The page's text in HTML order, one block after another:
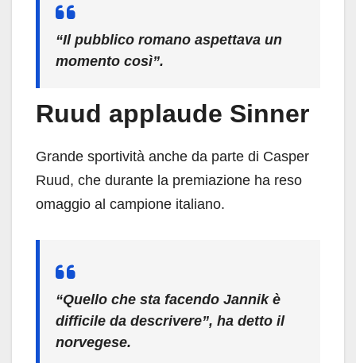
“Il pubblico romano aspettava un
momento così”.
Ruud applaude Sinner
Grande sportività anche da parte di Casper
Ruud, che durante la premiazione ha reso
omaggio al campione italiano.
“Quello che sta facendo Jannik è
difficile da descrivere”, ha detto il
norvegese.